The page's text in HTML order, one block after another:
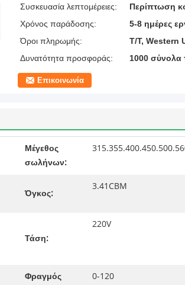
Συσκευασία λεπτομέρειες:
Περίπτωση
Χρόνος παράδοσης:
5-8 ημέρες
Όροι πληρωμής:
T/T, Western
Δυνατότητα προσφοράς:
1000 σύνολα
Επικοινωνία
Μέγεθος
σωλήνων:
Όγκος:
3.41CBM
Τάση:
220V
Φραγμός
0-120